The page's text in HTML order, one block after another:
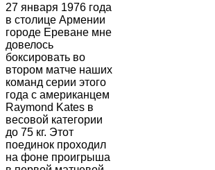
27 января 1976 года
в столице Армении
городе Ереване мне
довелось
боксировать во
втором матче наших
команд серии этого
года с американцем
Raymond Kates в
весовой категории
до 75 кг. Этот
поединок проходил
на фоне проигрыша